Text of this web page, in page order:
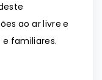
ao ar livre e
familiares.